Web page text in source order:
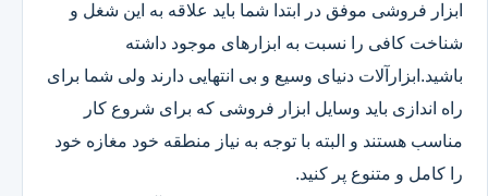
ابزار فروشی موفق در ابتدا شما باید علاقه به این شغل و
شناخت کافی را نسبت به ابزارهای موجود داشته
باشید.ابزارآلات دنیای وسیع و بی انتهایی دارند ولی شما برای
راه اندازی باید وسایل ابزار فروشی که برای شروع کار
مناسب هستند و البته با توجه به نیاز منطقه خود مغازه خود
را کامل و متنوع پر کنید.